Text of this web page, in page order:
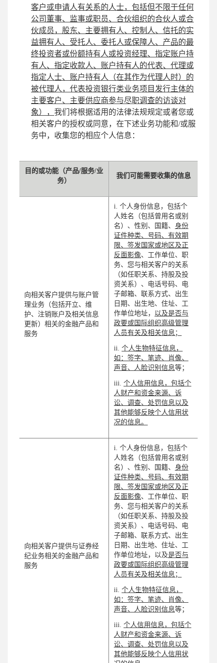
客户或申请人有关系的人士，包括但不限于任何
公司董事、监事或职员、合伙组织的合伙人或合
伙成员，股东、主要拥有人、控制人、信托的实
益拥有人、受托人、委托人或保障人、产品的最
终投资者或份额持有人或投资经理、指定账户持
有人、指定收款人、账户持有人的代表、代理或
指定人士、账户持有人（在其作为代理人时）的
被代理人，代表投资银行类业务项目发行主体的
主要客户、主要供应商参与尽职调查的访谈对
象）， 我们将根据适用的法律法规规定或者您或
相关客户的授权或同意，在下述业务功能和/或服
务中，收集您的相应个人信息：
目的或功能（产品/服务/业
务）
我们可能需要收集的信息
向相关客户提供与账户管
理业务（包括开立、维
护、注销账户及相关信息
更新）相关的金融产品和
服务
i. 个人身份信息，包括个
人姓名（包括曾用名或别
名）、性别、国籍、 身份
证件种类、号码、有效期
限、签发国家或地区及正
反面影像、工作单位、职
务、您与相关客户的关系
（如任职关系、持股及投
资关系）、电话号码、电
子邮箱、联系方式、出生
日期、出生地、住址、工
作单位地址， 以及是否与
政要或国际组织高级管理
人员有关及相关信息；
ii. 个人生物特征信息，
如：签字、笔迹、肖像、
声音、人脸识别信息等；
iii. 个人信用信息，包括个
人财产和资金来源、诉
讼、调查、处罚信息以及
其他能够反映个人信用状
况的信息。
向相关客户提供与证券经
纪业务相关的金融产品和
服务
i. 个人身份信息，包括个
人姓名（包括曾用名或别
名）、性别、国籍、 身份
证件种类、号码、有效期
限、签发国家或地区及正
反面影像、工作单位、职
务、您与相关客户的关系
（如任职关系、持股及投
资关系）、电话号码、电
子邮箱、联系方式、出生
日期、出生地、住址、工
作单位地址，以及是否与
政要或国际组织高级管理
人员有关及相关信息；
ii. 个人生物特征信息，
如：签字、笔迹、肖像、
声音、人脸识别信息等；
iii. 个人信用信息，包括个
人财产和资金来源、诉
讼、调查、处罚信息以及
其他能够反映个人信用状